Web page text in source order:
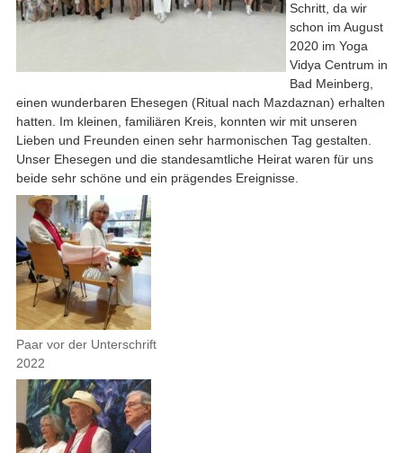
Schritt, da wir
schon im August
2020 im Yoga
Vidya Centrum in
Bad Meinberg,
einen wunderbaren Ehesegen (Ritual nach Mazdaznan) erhalten
hatten. Im kleinen, familiären Kreis, konnten wir mit unseren
Lieben und Freunden einen sehr harmonischen Tag gestalten.
Unser Ehesegen und die standesamtliche Heirat waren für uns
beide sehr schöne und ein prägendes Ereignisse.
Paar vor der Unterschrift
2022